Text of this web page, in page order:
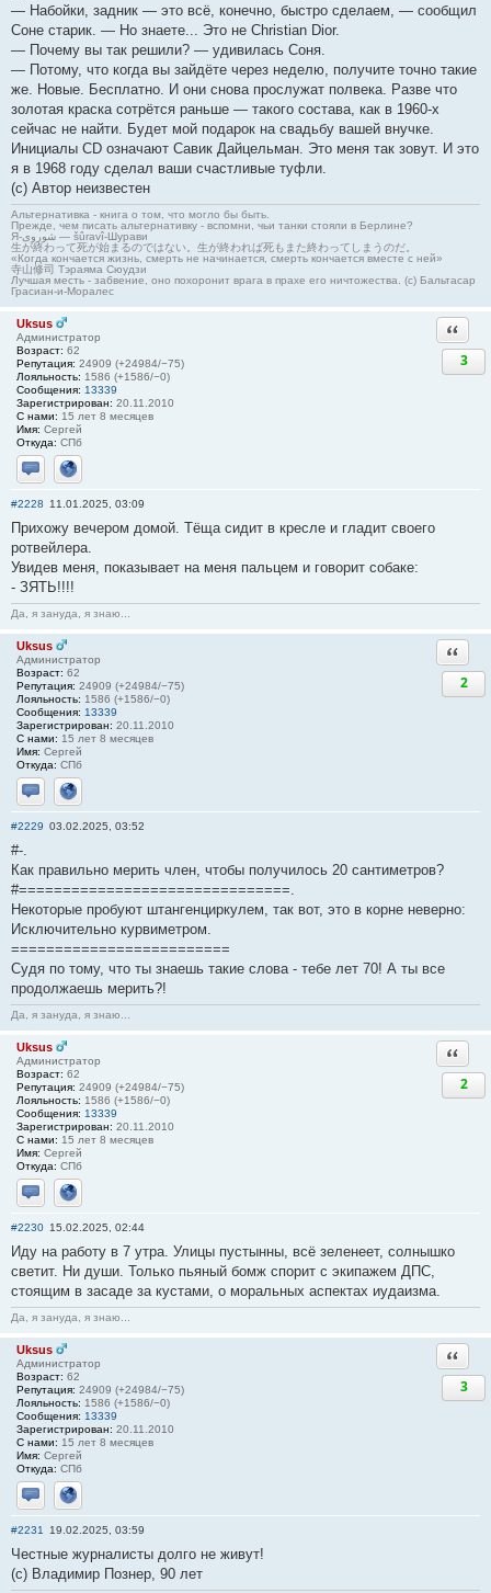
— Набойки, задник — это всё, конечно, быстро сделаем, — сообщил
Соне старик. — Но знаете... Это не Christian Dior.
— Почему вы так решили? — удивилась Соня.
— Потому, что когда вы зайдёте через неделю, получите точно такие
же. Новые. Бесплатно. И они снова прослужат полвека. Разве что
золотая краска сотрётся раньше — такого состава, как в 1960-х
сейчас не найти. Будет мой подарок на свадьбу вашей внучке.
Инициалы CD означают Савик Дайцельман. Это меня так зовут. И это
я в 1968 году сделал ваши счастливые туфли.
(с) Автор неизвестен
Альтернативка - книга о том, что могло бы быть.
Прежде, чем писать альтернативку - вспомни, чьи танки стояли в Берлине?
Я-شوروی — šûravî-Шурави
生が終わって死が始まるのではない。生が終われば死もまた終わってしまうのだ。
«Когда кончается жизнь, смерть не начинается, смерть кончается вместе с ней»
寺山修司 Тэраяма Сюудзи
Лучшая месть - забвение, оно похоронит врага в прахе его ничтожества. (с) Бальтасар
Грасиан-и-Моралес
Uksus
Администратор
Возраст: 62
Репутация: 24909 (+24984/−75)
Лояльность: 1586 (+1586/−0)
Сообщения: 13339
Зарегистрирован: 20.11.2010
С нами: 15 лет 8 месяцев
Имя: Сергей
Откуда: СПб
Отправить личное сообщение
Сайт
3
#2228 11.01.2025, 03:09
Прихожу вечером домой. Тёща сидит в кресле и гладит своего
ротвейлера.
Увидев меня, показывает на меня пальцем и говорит собаке:
- ЗЯТЬ!!!!
Да, я зануда, я знаю...
Uksus
Администратор
Возраст: 62
Репутация: 24909 (+24984/−75)
Лояльность: 1586 (+1586/−0)
Сообщения: 13339
Зарегистрирован: 20.11.2010
С нами: 15 лет 8 месяцев
Имя: Сергей
Откуда: СПб
Отправить личное сообщение
Сайт
2
#2229 03.02.2025, 03:52
#-.
Как правильно мерить член, чтобы получилось 20 сантиметров?
#===============================.
Некоторые пробуют штангенциркулем, так вот, это в корне неверно:
Исключительно курвиметром.
=========================
Судя по тому, что ты знаешь такие слова - тебе лет 70! А ты всe
продолжаешь мерить?!
Да, я зануда, я знаю...
Uksus
Администратор
Возраст: 62
Репутация: 24909 (+24984/−75)
Лояльность: 1586 (+1586/−0)
Сообщения: 13339
Зарегистрирован: 20.11.2010
С нами: 15 лет 8 месяцев
Имя: Сергей
Откуда: СПб
Отправить личное сообщение
Сайт
2
#2230 15.02.2025, 02:44
Иду на работу в 7 утра. Улицы пустынны, всё зеленеет, солнышко
светит. Ни души. Только пьяный бомж спорит с экипажем ДПС,
стоящим в засаде за кустами, о моральных аспектах иудаизма.
Да, я зануда, я знаю...
Uksus
Администратор
Возраст: 62
Репутация: 24909 (+24984/−75)
Лояльность: 1586 (+1586/−0)
Сообщения: 13339
Зарегистрирован: 20.11.2010
С нами: 15 лет 8 месяцев
Имя: Сергей
Откуда: СПб
Отправить личное сообщение
Сайт
3
#2231 19.02.2025, 03:59
Честные журналисты долго не живут!
(с) Владимир Познер, 90 лет